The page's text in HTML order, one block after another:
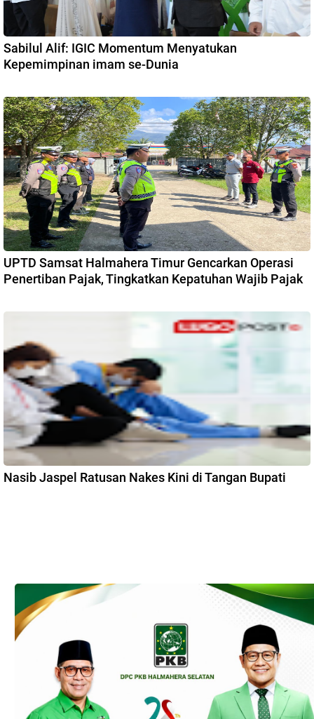
Sabilul Alif: IGIC Momentum Menyatukan
Kepemimpinan imam se-Dunia
UPTD Samsat Halmahera Timur Gencarkan Operasi
Penertiban Pajak, Tingkatkan Kepatuhan Wajib Pajak
Nasib Jaspel Ratusan Nakes Kini di Tangan Bupati